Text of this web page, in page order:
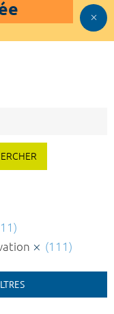
(111)